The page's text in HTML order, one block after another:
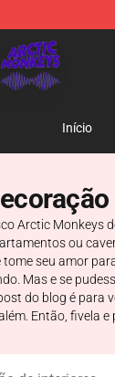
Monkeys
Início
Arctic
ou
seu amor
Mas e se
do blog é
Então, fivela